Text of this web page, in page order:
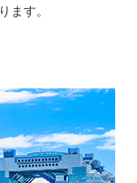
ます。